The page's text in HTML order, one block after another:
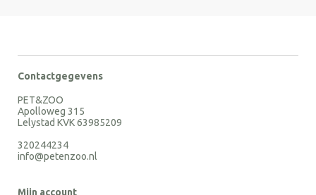
Contactgegevens
PET&ZOO
Apolloweg 315
Lelystad KVK 63985209
320244234
info@petenzoo.nl
Mijn account